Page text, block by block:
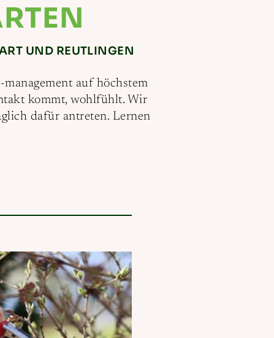
UND REUTLINGEN
auf höchstem
kommt, wohlfühlt. Wir
dafür antreten. Lernen